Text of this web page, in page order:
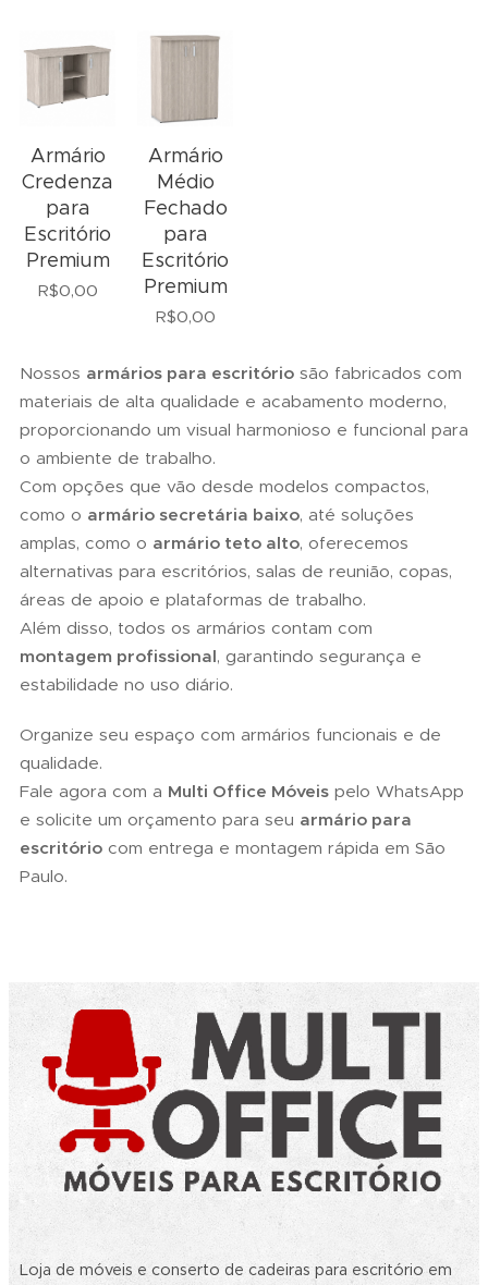
Armário
Credenza
para
Escritório
Premium
R$0,00
Armário
Médio
Fechado
para
Escritório
Premium
R$0,00
Nossos armários para escritório são fabricados com
materiais de alta qualidade e acabamento moderno,
proporcionando um visual harmonioso e funcional para
o ambiente de trabalho.
Com opções que vão desde modelos compactos,
como o armário secretária baixo, até soluções
amplas, como o armário teto alto, oferecemos
alternativas para escritórios, salas de reunião, copas,
áreas de apoio e plataformas de trabalho.
Além disso, todos os armários contam com
montagem profissional, garantindo segurança e
estabilidade no uso diário.
Organize seu espaço com armários funcionais e de
qualidade.
Fale agora com a Multi Office Móveis pelo WhatsApp
e solicite um orçamento para seu armário para
escritório com entrega e montagem rápida em São
Paulo.
Loja de móveis e conserto de cadeiras para escritório em